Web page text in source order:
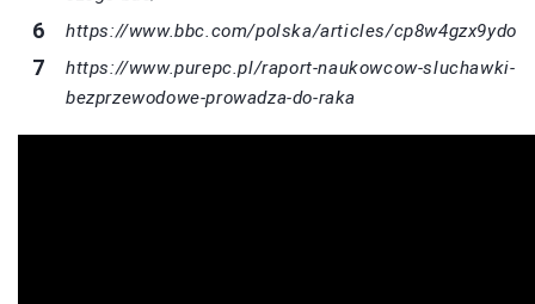
https://www.bbc.com/polska/articles/cp8w4gzx9ydo
https://www.purepc.pl/raport-naukowcow-sluchawki-
bezprzewodowe-prowadza-do-raka